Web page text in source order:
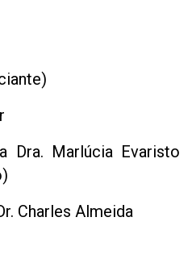
Dra. Marlúcia Evaristo
Charles Almeida